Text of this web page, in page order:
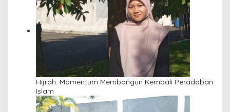
Hijrah: Momentum Membangun Kembali Peradaban
Islam